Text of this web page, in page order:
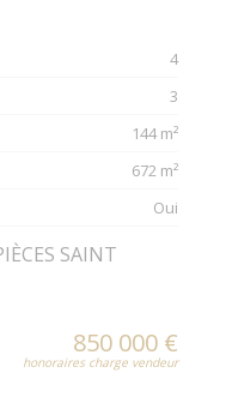
4
3
144 m²
672 m²
Oui
SAINT
850 000 €
honoraires charge vendeur